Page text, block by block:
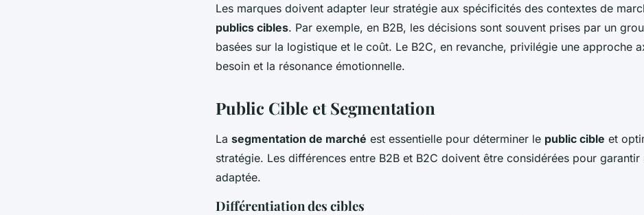
Les marques doivent adapter leur stratégie aux spécificités des contextes de
publics cibles. Par exemple, en B2B, les décisions sont souvent prises par un
basées sur la logistique et le coût. Le B2C, en revanche, privilégie une approche
besoin et la résonance émotionnelle.
Public Cible et Segmentation
La segmentation de marché est essentielle pour déterminer le public cible et
stratégie. Les différences entre B2B et B2C doivent être considérées pour garantir
adaptée.
Différentiation des cibles